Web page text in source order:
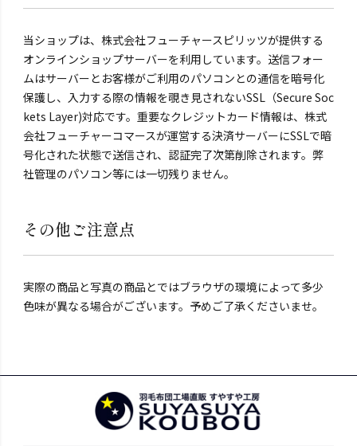
当ショップは、株式会社フューチャースピリッツが提供する
オンラインショップサーバーを利用しています。送信フォー
ムはサーバーとお客様がご利用のパソコンとの通信を暗号化
保護し、入力する際の情報を覗き見されないSSL（Secure Soc
kets Layer)対応です。重要なクレジットカード情報は、株式
会社フューチャーコマースが運営する決済サーバーにSSLで暗
号化された状態で送信され、認証完了次第削除されます。弊
社管理のパソコン等には一切残りません。
その他ご注意点
実際の商品と写真の商品とではブラウザの環境によって多少
色味が異なる場合がございます。予めご了承くださいませ。